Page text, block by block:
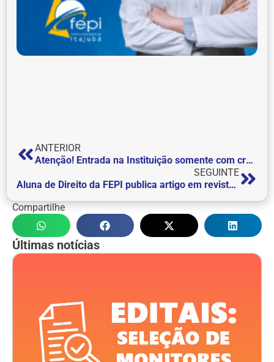
ANTERIOR
Atenção! Entrada na Instituição somente com crachá ou biometria
SEGUINTE
Aluna de Direito da FEPI publica artigo em revista científica da Universidade Federal de Viçosa
Compartilhe
Últimas notícias